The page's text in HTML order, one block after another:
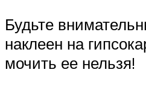
Будьте
наклеен на
мочить ее нельзя!